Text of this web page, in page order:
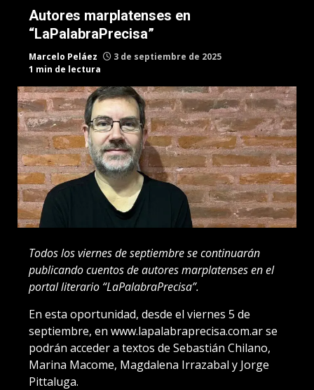
Autores marplatenses en
“LaPalabraPrecisa”
Marcelo Peláez
3 de septiembre de 2025
1 min de lectura
Todos los viernes de septiembre se continuarán
publicando cuentos de autores marplatenses en el
portal literario “LaPalabraPrecisa”.
En esta oportunidad, desde el viernes 5 de
septiembre, en www.lapalabraprecisa.com.ar se
podrán acceder a textos de Sebastián Chilano,
Marina Macome, Magdalena Irrazabal y Jorge
Pittaluga.